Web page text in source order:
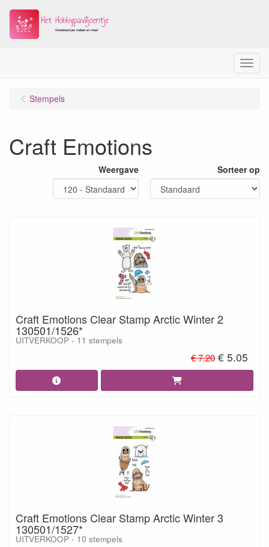
Menu
Stempels
Craft Emotions
Weergave Sorteer op
Craft Emotions Clear Stamp Arctic Winter 2
130501/1526*
UITVERKOOP - 11 stempels
€ 7.20 € 5.05
Craft Emotions Clear Stamp Arctic Winter 3
130501/1527*
UITVERKOOP - 10 stempels